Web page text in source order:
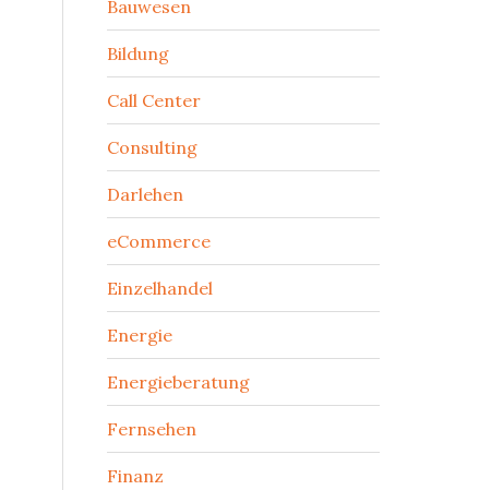
Bauwesen
Bildung
Call Center
Consulting
Darlehen
eCommerce
Einzelhandel
Energie
Energieberatung
Fernsehen
Finanz